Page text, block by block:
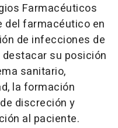
Farmacéuticos
del farmacéutico en
de infecciones de
su posición
sanitario,
la formación
discreción y
al paciente.